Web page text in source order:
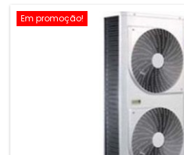
Em promoção!